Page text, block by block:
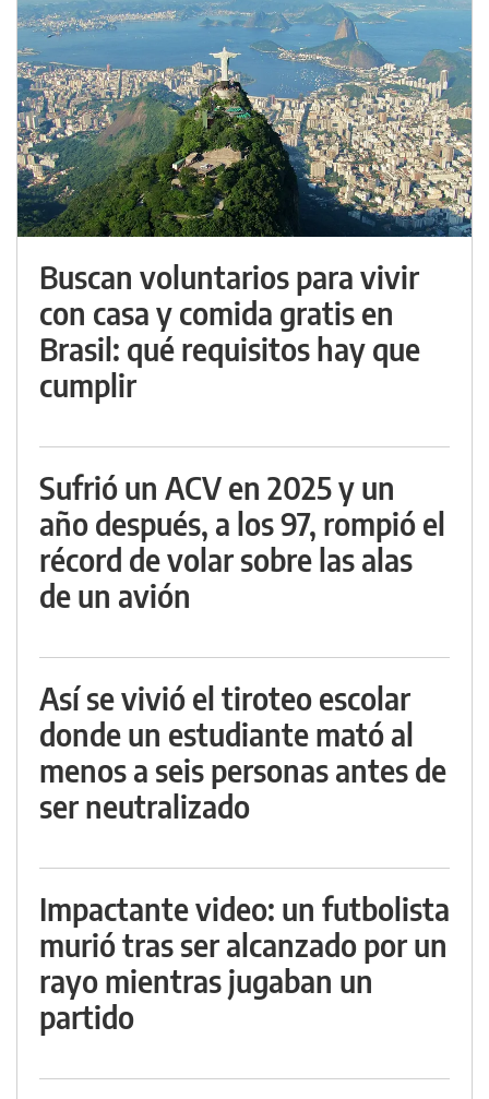
Buscan voluntarios para vivir
con casa y comida gratis en
Brasil: qué requisitos hay que
cumplir
Sufrió un ACV en 2025 y un
año después, a los 97, rompió el
récord de volar sobre las alas
de un avión
Así se vivió el tiroteo escolar
donde un estudiante mató al
menos a seis personas antes de
ser neutralizado
Impactante video: un futbolista
murió tras ser alcanzado por un
rayo mientras jugaban un
partido